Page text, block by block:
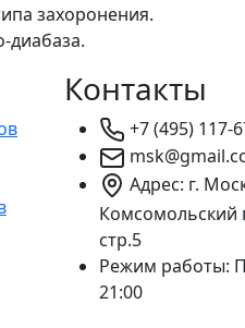
захоронения.
диабаза.
Контакты
+7 (495) 117-
Адрес: г.
Комсомольский
стр.5
Режим работы:
21:00